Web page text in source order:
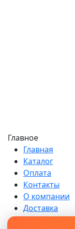
Главное
Главная
Каталог
Оплата
Контакты
О компании
Доставка
Возврат